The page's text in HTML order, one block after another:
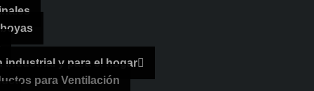
industrial y para el hogar
para Ventilación